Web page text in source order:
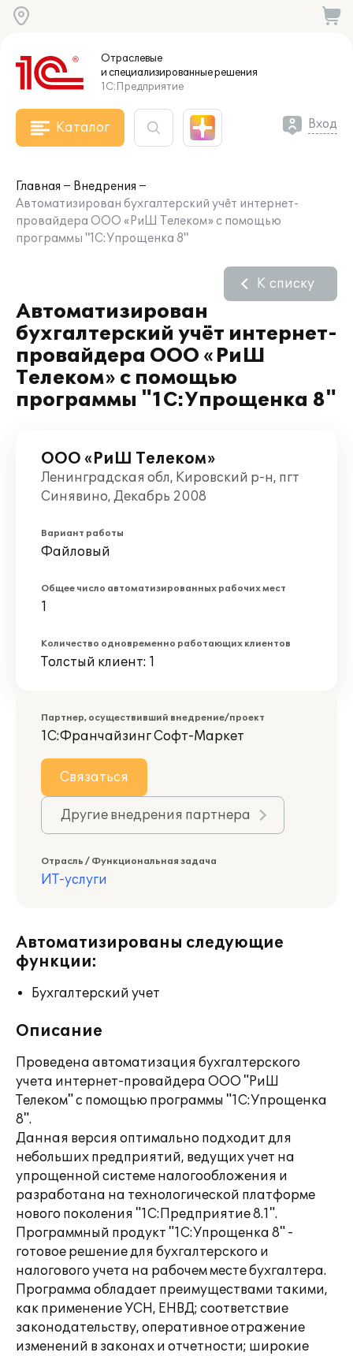
Отраслевые
и специализированныерешения
1С:Предприятие
Каталог Вход
Главная
Внедрения
Автоматизирован бухгалтерский учёт интернет-
провайдера ООО «РиШ Телеком» с помощью
программы "1С:Упрощенка 8"
Автоматизирован
бухгалтерский учёт интернет-
провайдера ООО «РиШ
Телеком» с помощью
программы "1С:Упрощенка 8"
К списку
ООО «РиШ Телеком»
Ленинградская обл, Кировский р-н, пгт
Синявино, Декабрь 2008
Вариант работы
Файловый
Общее число автоматизированных рабочих мест
1
Количество одновременно работающих клиентов
Толстый клиент: 1
Партнер, осуществивший внедрение/проект
1С:Франчайзинг Софт-Маркет
Связаться
Другие внедрения партнера
Отрасль / Функциональная задача
ИТ-услуги
Автоматизированы следующие
функции:
Бухгалтерский учет
Описание
Проведена автоматизация бухгалтерского
учета интернет-провайдера ООО "РиШ
Телеком" с помощью программы "1С:Упрощенка
8".
Данная версия оптимально подходит для
небольших предприятий, ведущих учет на
упрощенной системе налогообложения и
разработана на технологической платформе
нового поколения "1С:Предприятие 8.1".
Программный продукт "1С:Упрощенка 8" -
готовое решение для бухгалтерского и
налогового учета на рабочем месте бухгалтера.
Программа обладает преимуществами такими,
как применение УСН, ЕНВД; соответствие
законодательству, оперативное отражение
изменений в законах и отчетности; широкие